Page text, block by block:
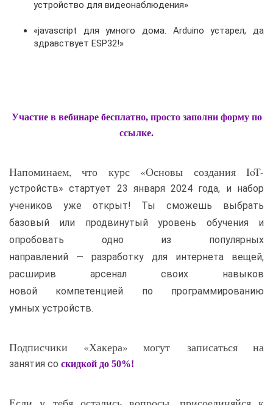
устройство для видеонаблюдения»
«jаvascript для умного дома. Arduino устарел, да
здравствует ESP32!»
Участие в вебинаре бесплатно, просто заполни форму по
ссылке.
Напоминаем, что курс «Основы создания IoT-
устройств» стартует 23 января 2024 года, и набор
учеников уже открыт! Ты сможешь выбрать
базовый или продвинутый уровень обучения и
опробовать одно из популярных
направлений — разработку для интернета вещей,
расширив арсенал своих навыков
новой компетенцией по программированию
умных устройств.
Подписчики «Хакера» могут записаться на
занятия со скидкой до 50%!